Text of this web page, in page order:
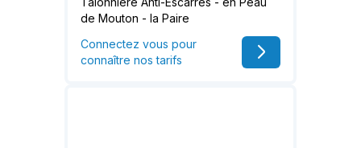
de Mouton - la Paire
Connectez vous pour
connaître nos tarifs